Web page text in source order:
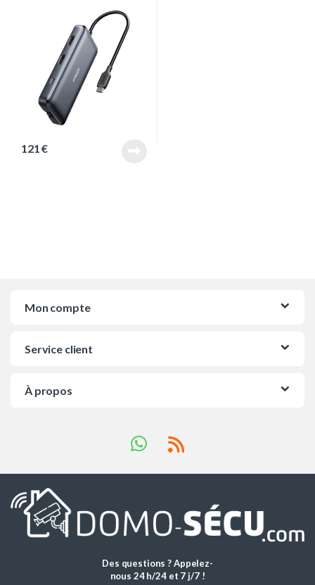
121€
Mon compte
Service client
À propos
Des questions ? Appelez-
nous 24 h/24 et 7 j/7 !